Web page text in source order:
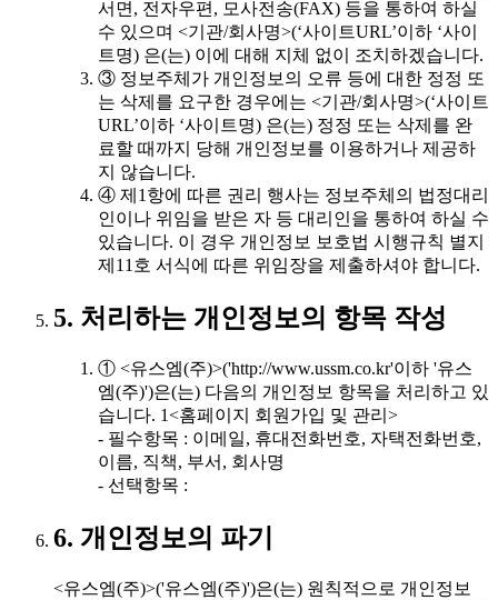
서면, 전자우편, 모사전송(FAX) 등을 통하여 하실
수 있으며 <기관/회사명>(‘사이트URL’이하 ‘사이
트명) 은(는) 이에 대해 지체 없이 조치하겠습니다.
③ 정보주체가 개인정보의 오류 등에 대한 정정 또
는 삭제를 요구한 경우에는 <기관/회사명>(‘사이트
URL’이하 ‘사이트명) 은(는) 정정 또는 삭제를 완
료할 때까지 당해 개인정보를 이용하거나 제공하
지 않습니다.
④ 제1항에 따른 권리 행사는 정보주체의 법정대리
인이나 위임을 받은 자 등 대리인을 통하여 하실 수
있습니다. 이 경우 개인정보 보호법 시행규칙 별지
제11호 서식에 따른 위임장을 제출하셔야 합니다.
5. 처리하는 개인정보의 항목 작성
① <유스엠(주)>('http://www.ussm.co.kr'이하 '유스
엠(주)')은(는) 다음의 개인정보 항목을 처리하고 있
습니다. 1<홈페이지 회원가입 및 관리>
- 필수항목 : 이메일, 휴대전화번호, 자택전화번호,
이름, 직책, 부서, 회사명
- 선택항목 :
6. 개인정보의 파기
<유스엠(주)>('유스엠(주)')은(는) 원칙적으로 개인정보